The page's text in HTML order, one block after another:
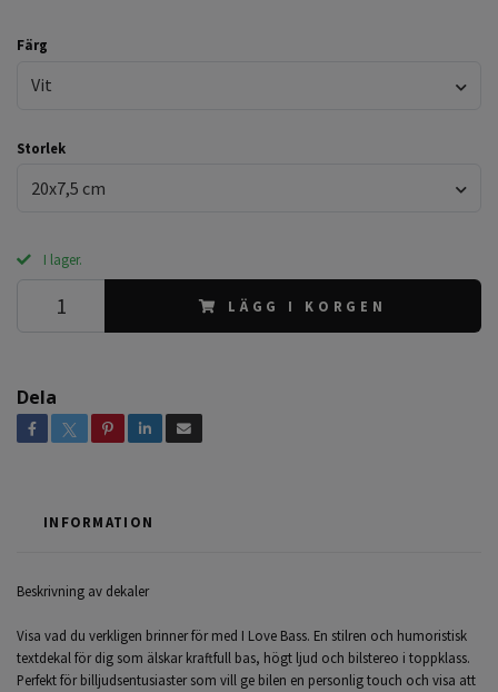
Färg
Vit
Storlek
20x7,5 cm
I lager.
LÄGG I KORGEN
Dela
INFORMATION
Beskrivning av dekaler
Visa vad du verkligen brinner för med I Love Bass. En stilren och humoristisk
textdekal för dig som älskar kraftfull bas, högt ljud och bilstereo i toppklass.
Perfekt för billjudsentusiaster som vill ge bilen en personlig touch och visa att